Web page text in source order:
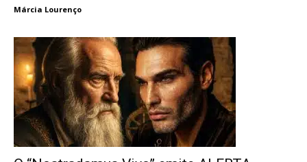
Márcia Lourenço